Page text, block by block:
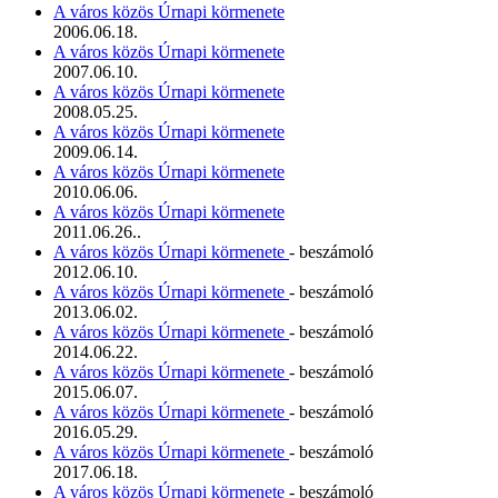
A város közös Úrnapi körmenete
2006.06.18.
A város közös Úrnapi körmenete
2007.06.10.
A város közös Úrnapi körmenete
2008.05.25.
A város közös Úrnapi körmenete
2009.06.14.
A város közös Úrnapi körmenete
2010.06.06.
A város közös Úrnapi körmenete
2011.06.26..
A város közös Úrnapi körmenete - beszámoló
2012.06.10.
A város közös Úrnapi körmenete - beszámoló
2013.06.02.
A város közös Úrnapi körmenete - beszámoló
2014.06.22.
A város közös Úrnapi körmenete - beszámoló
2015.06.07.
A város közös Úrnapi körmenete - beszámoló
2016.05.29.
A város közös Úrnapi körmenete - beszámoló
2017.06.18.
A város közös Úrnapi körmenete - beszámoló